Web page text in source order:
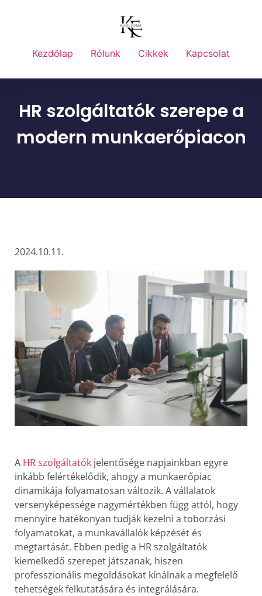
Kezdőlap Rólunk Cikkek Kapcsolat
HR szolgáltatók szerepe a
modern munkaerőpiacon
2024.10.11.
A HR szolgáltatók jelentősége napjainkban egyre
inkább felértékelődik, ahogy a munkaerőpiac
dinamikája folyamatosan változik. A vállalatok
versenyképessége nagymértékben függ attól, hogy
mennyire hatékonyan tudják kezelni a toborzási
folyamatokat, a munkavállalók képzését és
megtartását. Ebben pedig a HR szolgáltatók
kiemelkedő szerepet játszanak, hiszen
professzionális megoldásokat kínálnak a megfelelő
tehetségek felkutatására és integrálására.